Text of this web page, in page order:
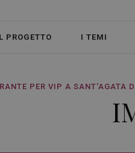
PROGETTO I TEMI
PER VIP A SANT'AGATA